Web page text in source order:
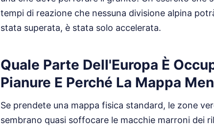
tempi di reazione che nessuna divisione alpina
stata superata, è stata solo accelerata.
Quale Parte Dell'Europa È
Pianure E Perché La Mappa
Se prendete una mappa fisica standard, le zone
sembrano quasi soffocare le macchie marroni dei